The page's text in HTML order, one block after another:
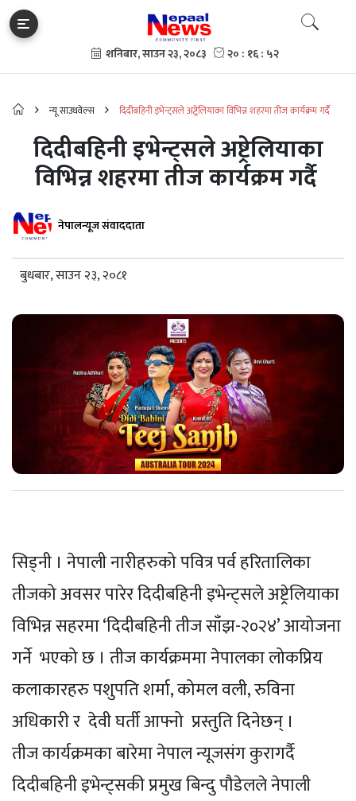
न्यू साउथवेल्स दिदीबहिनी इभेन्ट्सले अष्ट्रेलियाका विभिन्न शहरमा तीज कार्यक्रम गर्दै
दिदीबहिनी इभेन्ट्सले अष्ट्रेलियाका
विभिन्न शहरमा तीज कार्यक्रम गर्दै
नेपालन्यूज संवाददाता
बुधबार, साउन २३, २०८१
सिड्नी । नेपाली नारीहरुको पवित्र पर्व हरितालिका
तीजको अवसर पारेर दिदीबहिनी इभेन्ट्सले अष्ट्रेलियाका
विभिन्न सहरमा ‘दिदीबहिनी तीज साँझ-२०२४’ आयोजना
गर्ने भएको छ । तीज कार्यक्रममा नेपालका लोकप्रिय
कलाकारहरु पशुपति शर्मा, कोमल वली, रुविना
अधिकारी र देवी घर्ती आफ्नो प्रस्तुति दिनेछन् ।
तीज कार्यक्रमका बारेमा नेपाल न्यूजसंग कुरागर्दै
दिदीबहिनी इभेन्ट्सकी प्रमुख बिन्दु पौडेलले नेपाली